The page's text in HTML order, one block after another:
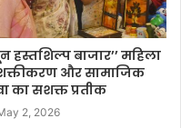
हस्तशिल्प बाजार’’ महिला
और सामाजिक
का सशक्त प्रतीक
2, 2026